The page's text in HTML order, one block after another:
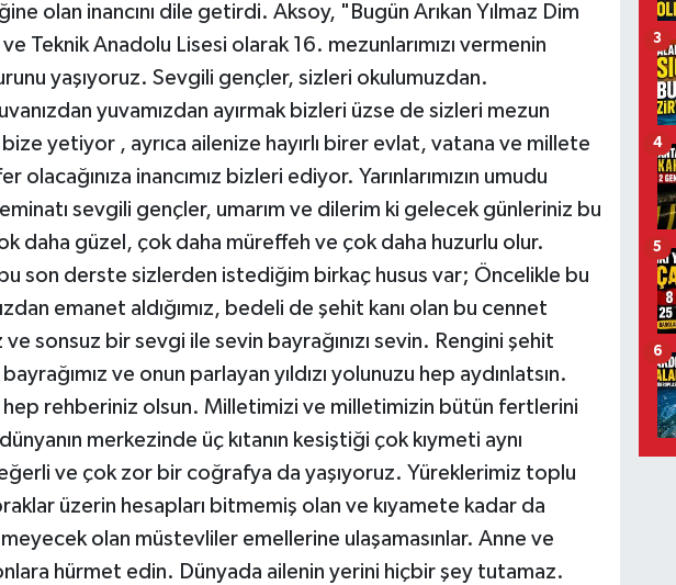
olan inancını dile getirdi. Aksoy, "Bugün Arıkan Yılmaz Dim
Teknik Anadolu Lisesi olarak 16. mezunlarımızı vermenin
yaşıyoruz. Sevgili gençler, sizleri okulumuzdan.
yuvamızdan ayırmak bizleri üzse de sizleri mezun
yetiyor , ayrıca ailenize hayırlı birer evlat, vatana ve millete
olacağınıza inancımız bizleri ediyor. Yarınlarımızın umudu
sevgili gençler, umarım ve dilerim ki gelecek günleriniz bu
daha güzel, çok daha müreffeh ve çok daha huzurlu olur.
son derste sizlerden istediğim birkaç husus var; Öncelikle bu
emanet aldığımız, bedeli de şehit kanı olan bu cennet
ve sonsuz bir sevgi ile sevin bayrağınızı sevin. Rengini şehit
bayrağımız ve onun parlayan yıldızı yolunuzu hep aydınlatsın.
hep rehberiniz olsun. Milletimizi ve milletimizin bütün fertlerini
merkezinde üç kıtanın kesiştiği çok kıymeti aynı
ve çok zor bir coğrafya da yaşıyoruz. Yüreklerimiz toplu
üzerin hesapları bitmemiş olan ve kıyamete kadar da
olan müstevliler emellerine ulaşamasınlar. Anne ve
hürmet edin. Dünyada ailenin yerini hiçbir şey tutamaz.
3
4
5
6